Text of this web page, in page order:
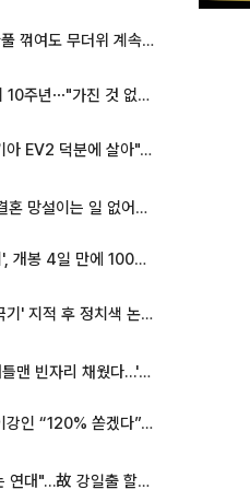
[내일 날씨] 폭염 한풀 꺾여도 무더위 계속⋯동해안 이틀 연속 비
임영웅, 어느덧 데뷔 10주년⋯"가진 것 없던 시절, 내 앞엔 20명의 팬뿐"
'굿 윌 헌팅' 배우 "기아 EV2 덕분에 살아"…교통사고 후 안전성 극찬
李대통령 “청년이 결혼 망설이는 일 없어야...제도상 불이익 조사”
놀란 감독 '오디세이', 개봉 4일 만에 100만 돌파⋯'왕사남' 보다 빠르다
김희철, '뒤집힌 태극기' 지적 후 정치색 논란…"좌우 떠나 우리나라 국기"
'불명' 문세윤, 故 터틀맨 빈자리 채웠다…'거북이' 눈물의 최종 우승
AT마드리드 ‘7번’ 이강인 “120% 쏟겠다”⋯시메오네 감독 “필요한 선수”
추미애 "우리 목표는 연대"…故 강일출 할머니 흉상 제막